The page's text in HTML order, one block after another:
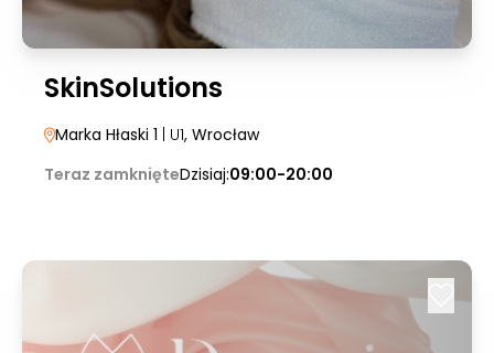
SkinSolutions
Marka Hłaski 1 | U1, Wrocław
Teraz zamknięteDzisiaj:09:00-20:00